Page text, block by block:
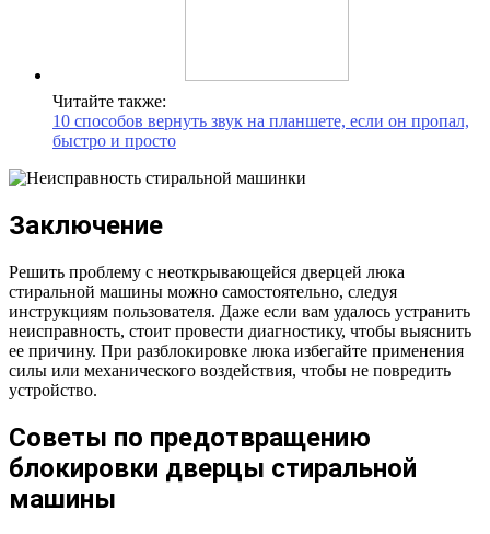
Читайте также:
10 способов вернуть звук на планшете, если он пропал,
быстро и просто
Заключение
Решить проблему с неоткрывающейся дверцей люка
стиральной машины можно самостоятельно, следуя
инструкциям пользователя. Даже если вам удалось устранить
неисправность, стоит провести диагностику, чтобы выяснить
ее причину. При разблокировке люка избегайте применения
силы или механического воздействия, чтобы не повредить
устройство.
Советы по предотвращению
блокировки дверцы стиральной
машины